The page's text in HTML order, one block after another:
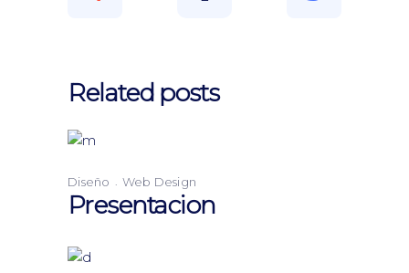
Related posts
Diseño Web Design
Presentacion